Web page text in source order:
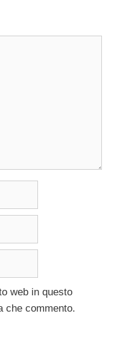
web in questo
che commento.